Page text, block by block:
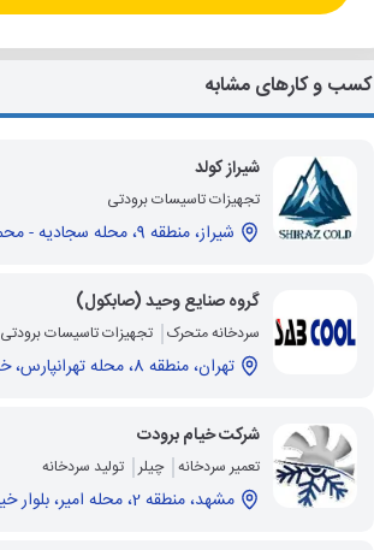
کسب و کارهای مشابه
شیراز کولد
تجهیزات تاسیسات برودتی
شیراز، منطقه 9، محله سجادیه - محمدیه، بلوار امیرکبیر
گروه صنایع وحید (صابکول)
سردخانه متحرک تجهیزات تاسیسات برودتی
تهران، منطقه 8، محله تهرانپارس، خیابان دماوند
شرکت خیام برودت
تعمیر سردخانه چیلر تولید سردخانه
مشهد، منطقه 2، محله امیر، بلوار خیام